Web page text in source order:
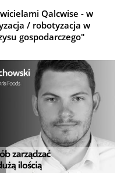
Qalcwise - w
/ robotyzacja w
gospodarczego"